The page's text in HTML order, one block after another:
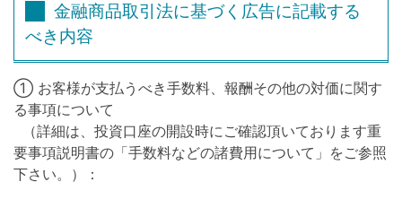
金融商品取引法に基づく広告に記載する
べき内容
① お客様が支払うべき手数料、報酬その他の対価に関す
る事項について
（詳細は、投資口座の開設時にご確認頂いております重
要事項説明書の「手数料などの諸費用について」をご参照
下さい。）：